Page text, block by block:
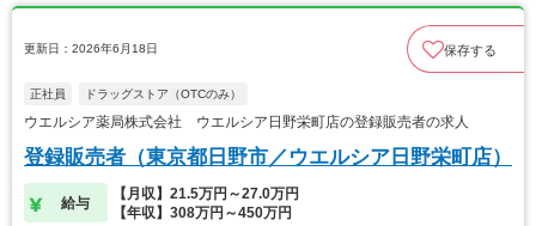
更新日：2026年6月18日 保存する
正社員 ドラッグストア（OTCのみ）
ウエルシア薬局株式会社 ウエルシア日野栄町店の登録販売者の求人
登録販売者（東京都日野市／ウエルシア日野栄町店）
給与
【月収】21.5万円～27.0万円
【年収】308万円～450万円